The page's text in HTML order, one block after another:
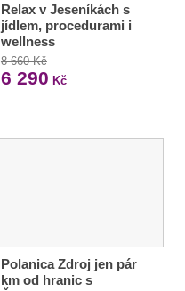
Relax v Jeseníkách s
jídlem, procedurami i
wellness
8 660 Kč
6 290 Kč
Polanica Zdroj jen pár
km od hranic s